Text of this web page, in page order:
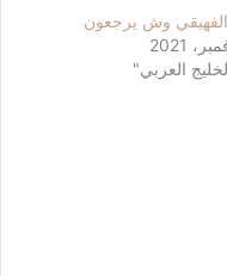
الفهيقي وش يرجعون
العربي"